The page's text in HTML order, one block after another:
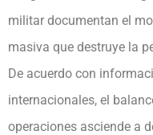
militar documentan el
masiva que destruye la
De acuerdo con
internacionales, el
operaciones asciende a